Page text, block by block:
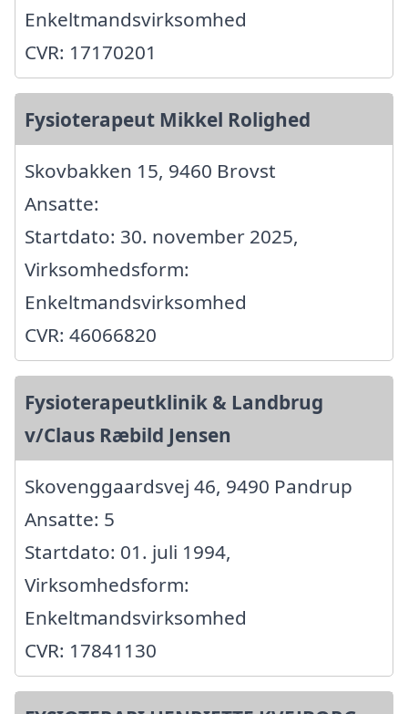
Enkeltmandsvirksomhed
CVR: 17170201
Fysioterapeut Mikkel Rolighed
Skovbakken 15, 9460 Brovst
Ansatte:
Startdato: 30. november 2025,
Virksomhedsform:
Enkeltmandsvirksomhed
CVR: 46066820
Fysioterapeutklinik & Landbrug
v/Claus Ræbild Jensen
Skovenggaardsvej 46, 9490 Pandrup
Ansatte: 5
Startdato: 01. juli 1994,
Virksomhedsform:
Enkeltmandsvirksomhed
CVR: 17841130